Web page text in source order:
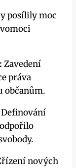
posílily moc
Zavedení
práva
občanům.
Definování
nových